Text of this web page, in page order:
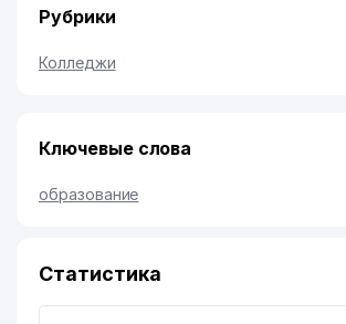
Рубрики
Колледжи
Ключевые слова
образование
Статистика